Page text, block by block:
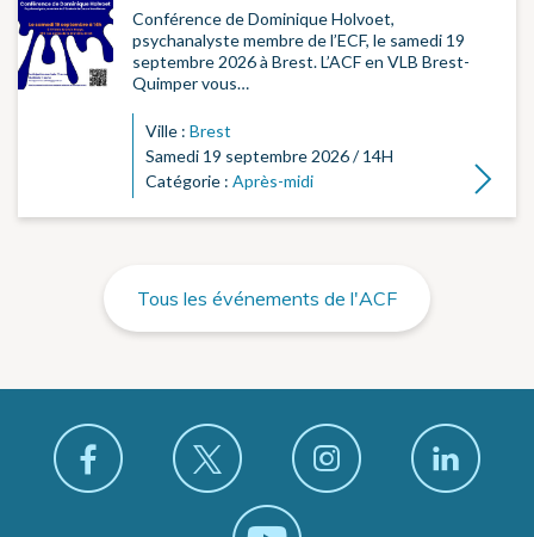
Conférence de Dominique Holvoet,
psychanalyste membre de l’ECF, le samedi 19
septembre 2026 à Brest. L’ACF en VLB Brest-
Quimper vous…
Ville : Brest
Samedi 19 septembre 2026 / 14H
Catégorie : Après-midi Lire la
Tous les événements de l'ACF